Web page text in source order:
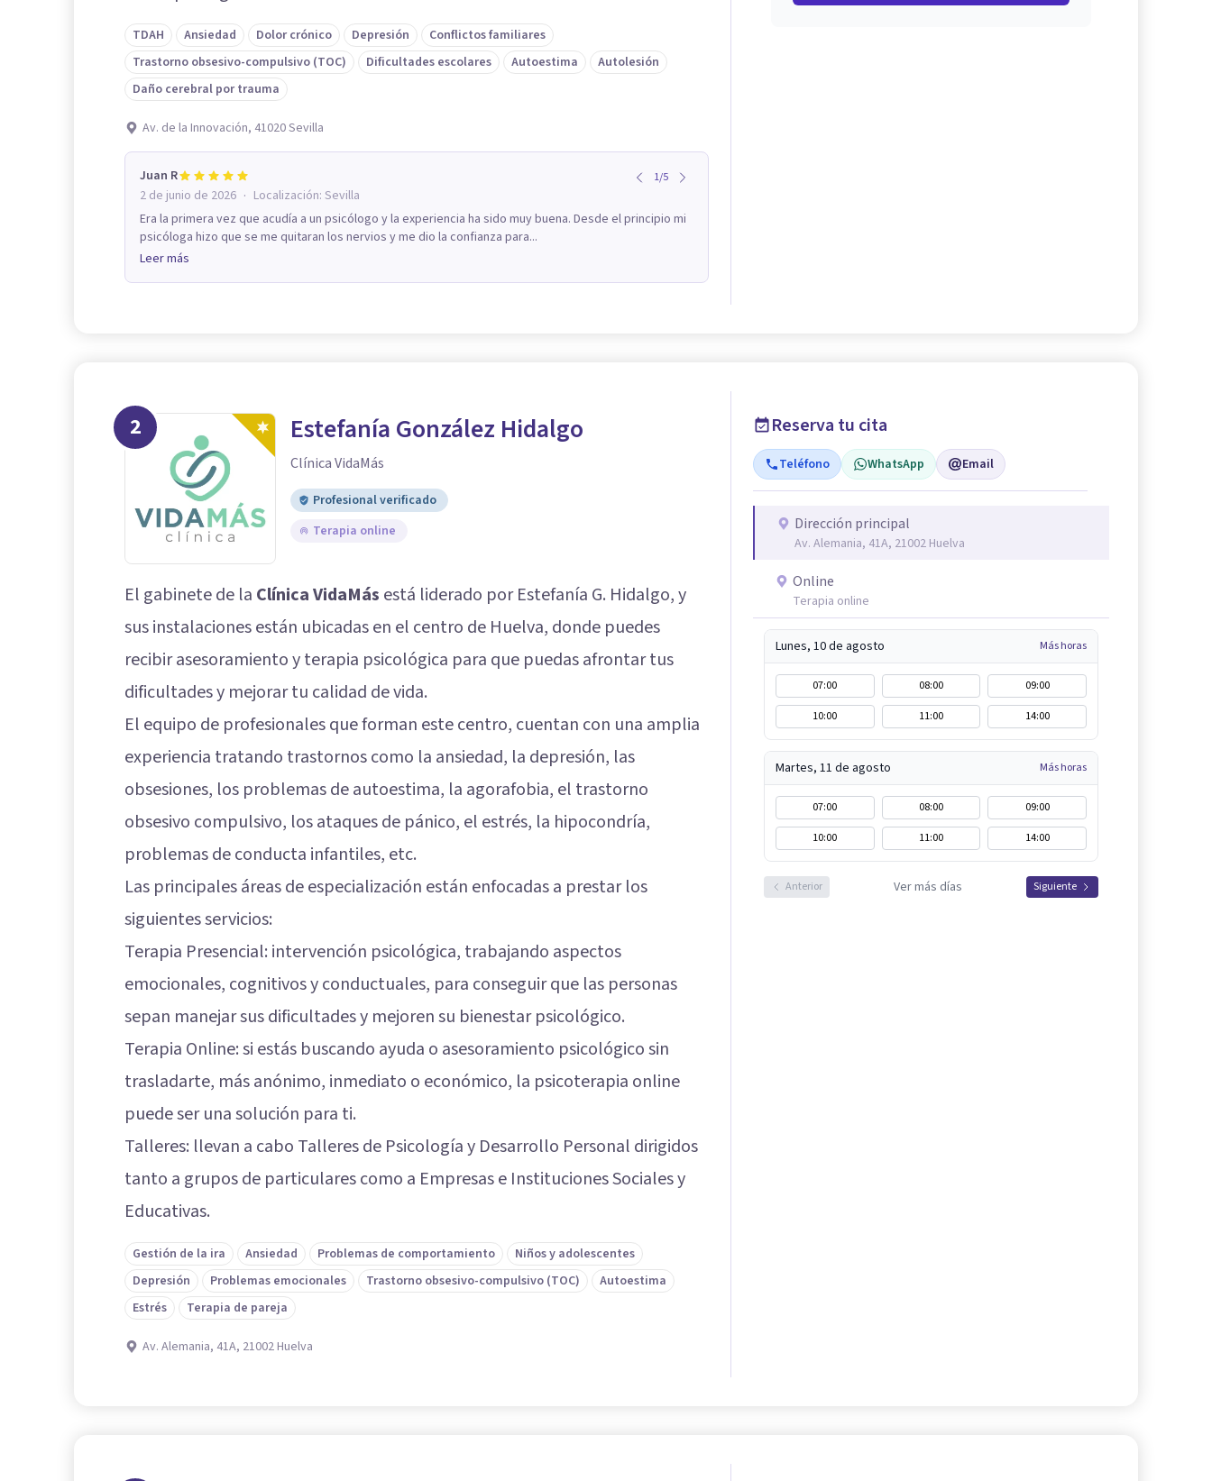
TDAH Ansiedad Dolor crónico Depresión
Conflictos familiares
Trastorno obsesivo-compulsivo (TOC)
Dificultades escolares Autoestima
Autolesión
Daño cerebral por trauma
Av. de la Innovación, 41020 Sevilla
Juan R 1/5
2 de junio de 2026 · Localización: Sevilla
Era la primera vez que acudía a un psicólogo y la experiencia ha sido muy buena. Desde el principio mi
psicóloga hizo que se me quitaran los nervios y me dio la confianza para...
Leer más
2 Estefanía González Hidalgo
Clínica VidaMás
Profesional verificado
Terapia online
El gabinete de la Clínica VidaMás está liderado por Estefanía G. Hidalgo, y
sus instalaciones están ubicadas en el centro de Huelva, donde puedes
recibir asesoramiento y terapia psicológica para que puedas afrontar tus
dificultades y mejorar tu calidad de vida.
El equipo de profesionales que forman este centro, cuentan con una amplia
experiencia tratando trastornos como la ansiedad, la depresión, las
obsesiones, los problemas de autoestima, la agorafobia, el trastorno
obsesivo compulsivo, los ataques de pánico, el estrés, la hipocondría,
problemas de conducta infantiles, etc.
Las principales áreas de especialización están enfocadas a prestar los
siguientes servicios:
Terapia Presencial: intervención psicológica, trabajando aspectos
emocionales, cognitivos y conductuales, para conseguir que las personas
sepan manejar sus dificultades y mejoren su bienestar psicológico.
Terapia Online: si estás buscando ayuda o asesoramiento psicológico sin
trasladarte, más anónimo, inmediato o económico, la psicoterapia online
puede ser una solución para ti.
Talleres: llevan a cabo Talleres de Psicología y Desarrollo Personal dirigidos
tanto a grupos de particulares como a Empresas e Instituciones Sociales y
Educativas.
Gestión de la ira Ansiedad Problemas de comportamiento
Niños y adolescentes
Depresión
Problemas emocionales Trastorno obsesivo-compulsivo (TOC)
Autoestima
Estrés
Terapia de pareja
Av. Alemania, 41A, 21002 Huelva
Reserva tu cita
Teléfono WhatsApp Email
Dirección principal
Av. Alemania, 41A, 21002 Huelva
Online
Terapia online
Lunes, 10 de agosto Más horas
07:00 08:00
09:00
10:00
11:00 14:00
Martes, 11 de agosto Más horas
07:00 08:00
09:00
10:00
11:00 14:00
Anterior Ver más días Siguiente